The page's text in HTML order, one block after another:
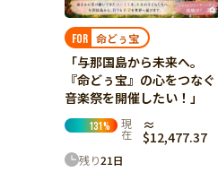
FOR 命どぅ宝
「与那国島から未来へ。
『命どぅ宝』の心をつなぐ
音楽祭を開催したい！」
131% 現
在
≈
$12,477.37
残り21日